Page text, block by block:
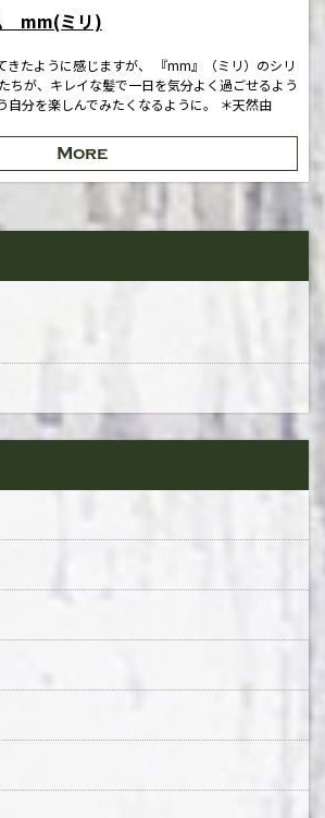
mm(ミリ)
きたように感じますが、 『mm』（ミリ）のシリ
ちが、キレイな髪で一日を気分よく過ごせるよう
自分を楽しんでみたくなるように。 ＊天然由
More